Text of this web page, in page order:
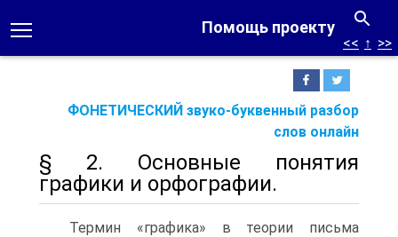
Помощь проекту
ФОНЕТИЧЕСКИЙ звуко-буквенный разбор
слов онлайн
<< ↑ >>
§ 2. Основные понятия
графики и орфографии.
Термин «графика» в теории письма